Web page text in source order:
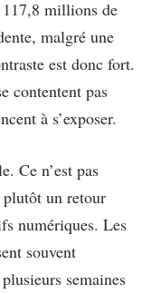
millions de
malgré une
est donc fort.
contentent pas
à s’exposer.
Ce n’est pas
plutôt un retour
numériques. Les
souvent
semaines